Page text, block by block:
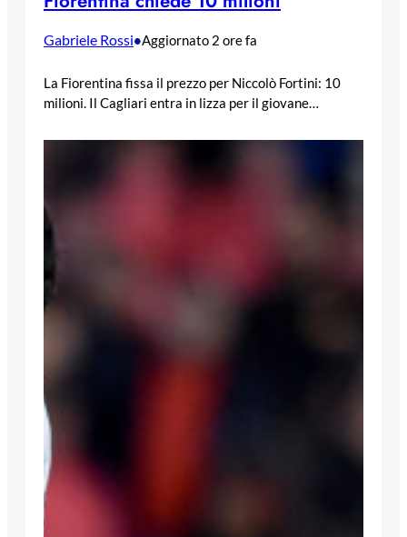
Gabriele Rossi•Aggiornato 2 ore fa
La Fiorentina fissa il prezzo per Niccolò Fortini: 10
milioni. Il Cagliari entra in lizza per il giovane…